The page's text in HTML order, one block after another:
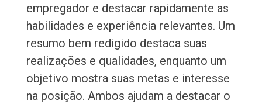
empregador e destacar rapidamente as
habilidades e experiência relevantes. Um
resumo bem redigido destaca suas
realizações e qualidades, enquanto um
objetivo mostra suas metas e interesse
na posição. Ambos ajudam a destacar o